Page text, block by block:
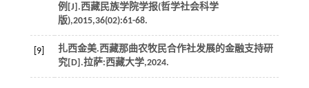
例[J].西藏民族学院学报(哲学社会科学
版),2015,36(02):61-68.
[9]
扎西金美.西藏那曲农牧民合作社发展的金融支持研
究[D].拉萨:西藏大学,2024.